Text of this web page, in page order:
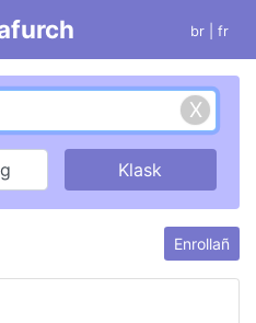
br | fr
Enrollañ